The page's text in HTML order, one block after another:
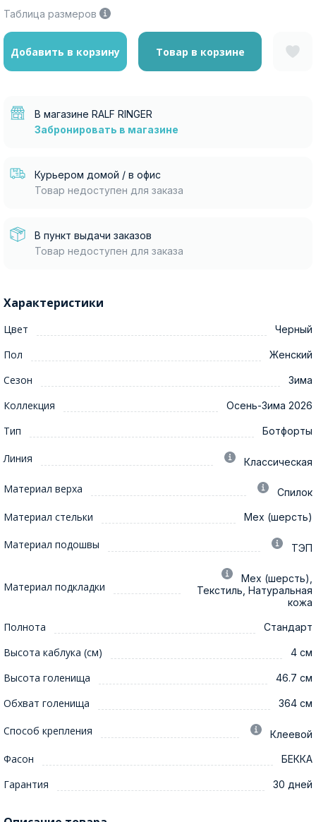
Таблица размеров
Добавить в корзину Товар в корзине
В магазине RALF RINGER
Забронировать в магазине
Курьером домой / в офис
Товар недоступен для заказа
В пункт выдачи заказов
Товар недоступен для заказа
Характеристики
Цвет Черный
Пол Женский
Сезон Зима
Коллекция Осень-Зима 2026
Тип Ботфорты
Линия Классическая
Материал верха Спилок
Материал стельки Мех (шерсть)
Материал подошвы ТЭП
Материал подкладки
Мех (шерсть),
Текстиль, Натуральная
кожа
Полнота Стандарт
Высота каблука (см) 4 см
Высота голенища 46.7 см
Обхват голенища 364 см
Способ крепления Клеевой
Фасон БЕККА
Гарантия 30 дней